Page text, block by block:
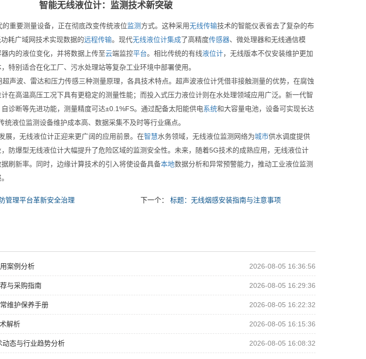
智能无线液位计：监测技术新突破
的重要测量设备，正在彻底改变传统液位监测 方式。这种采用无线传输技术的智能仪表省去了复杂的布
耗广域网技术实现数据的远程传输。现代无线液位计集成了高精度传感器、微处理器和无线通信模
内的液位变化，并将数据上传至云端监控平台。相比传统的有线液位计，无线版本不仅安装维护更加
特别适合在化工厂、污水处理站等复杂工业环境中部署使用。
声波、雷达和压力传感三种测量原理，各具技术特点。超声波液位计凭借非接触测量的优势，在腐蚀
在高温高压工况下具有更稳定的测量性能；而投入式压力液位计则在水处理领域应用广泛。新一代智
诊断等先进功能，测量精度可达±0.1%FS。通过配备太阳能供电系统和大容量电池，设备可实现长达
液位监测设备维护成本高、数据采集不及时等行业痛点。
，无线液位计正迎来更广阔的应用前景。在智慧水务领域，无线液位监测网络为城市供水调度提供
防爆型无线液位计大幅提升了危险区域的监测安全性。未来，随着5G技术的成熟应用，无线液位计
刷新率。同时，边缘计算技术的引入将使设备具备本地数据分析和异常预警能力，推动工业液位监测
管理平台革新安全治理 下一个： 标题：无线烟感安装指南与注意事项
案例分析 2026-08-05 16:36:56
与采购指南 2026-08-05 16:29:36
维护保养手册 2026-08-05 16:22:32
解析 2026-08-05 16:15:36
态与行业趋势分析 2026-08-05 16:08:32